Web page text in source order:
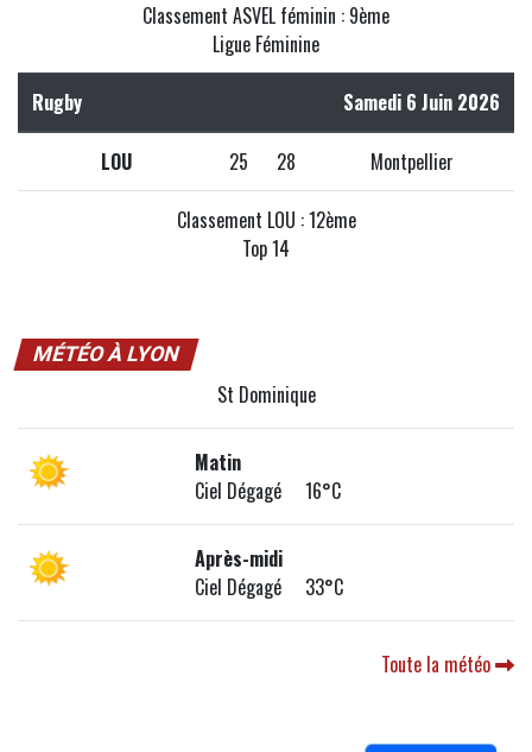
Classement ASVEL féminin : 9ème
Ligue Féminine
Rugby Samedi 6 Juin 2026
LOU 25 28 Montpellier
Classement LOU : 12ème
Top 14
MÉTÉO À LYON
St Dominique
Matin
Ciel Dégagé 16°C
Après-midi
Ciel Dégagé 33°C
Toute la météo